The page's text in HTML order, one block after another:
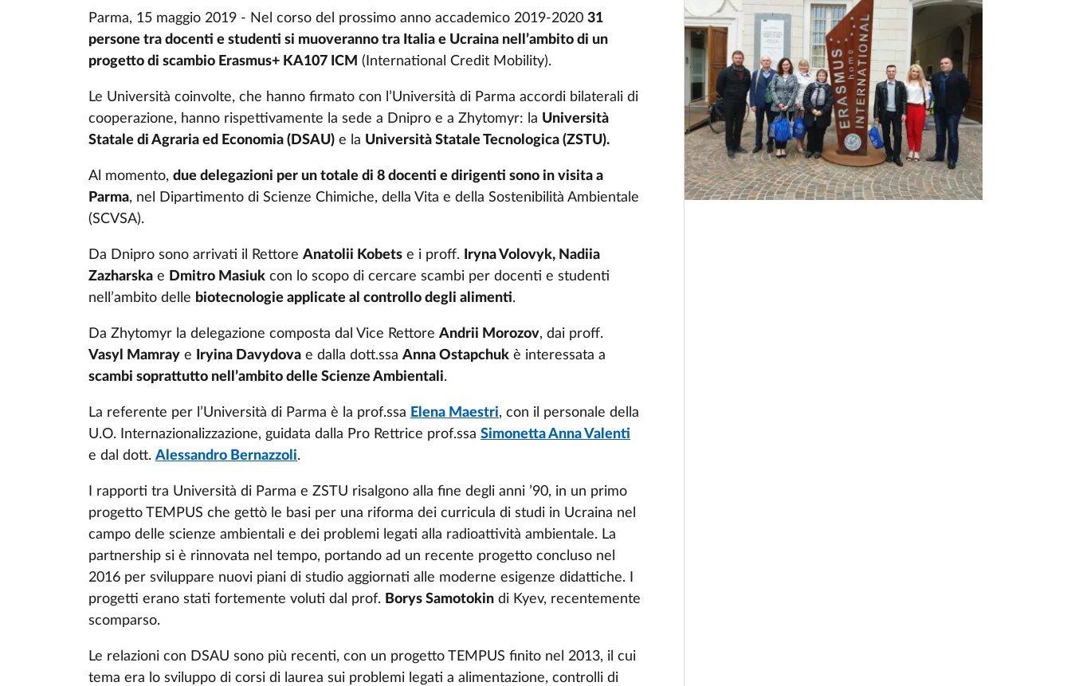
Parma, 15 maggio 2019 - Nel corso del prossimo anno accademico 2019-2020 31
persone tra docenti e studenti si muoveranno tra Italia e Ucraina nell’ambito di un
progetto di scambio Erasmus+ KA107 ICM (International Credit Mobility).
Le Università coinvolte, che hanno firmato con l’Università di Parma accordi bilaterali di
cooperazione, hanno rispettivamente la sede a Dnipro e a Zhytomyr: la Università
Statale di Agraria ed Economia (DSAU) e la Università Statale Tecnologica (ZSTU).
Al momento, due delegazioni per un totale di 8 docenti e dirigenti sono in visita a
Parma, nel Dipartimento di Scienze Chimiche, della Vita e della Sostenibilità Ambientale
(SCVSA).
Da Dnipro sono arrivati il Rettore Anatolii Kobets e i proff.
Iryna Volovyk, Nadiia
Zazharska e Dmitro Masiuk con lo scopo di cercare scambi per docenti e studenti
nell’ambito delle biotecnologie applicate al controllo degli alimenti.
Da Zhytomyr la delegazione composta dal Vice Rettore Andrii Morozov, dai proff.
Vasyl Mamray e Iryina Davydova e dalla dott.ssa Anna Ostapchuk è interessata a
scambi soprattutto nell’ambito delle Scienze Ambientali.
La referente per l’Università di Parma è la prof.ssa Elena Maestri, con il personale della
U.O. Internazionalizzazione, guidata dalla Pro Rettrice prof.ssa Simonetta Anna Valenti
e dal dott. Alessandro Bernazzoli.
I rapporti tra Università di Parma e ZSTU risalgono alla fine degli anni ’90, in un primo
progetto TEMPUS che gettò le basi per una riforma dei curricula di studi in Ucraina nel
campo delle scienze ambientali e dei problemi legati alla radioattività ambientale. La
partnership si è rinnovata nel tempo, portando ad un recente progetto concluso nel
2016 per sviluppare nuovi piani di studio aggiornati alle moderne esigenze didattiche. I
progetti erano stati fortemente voluti dal prof. Borys Samotokin di Kyev, recentemente
scomparso.
Le relazioni con DSAU sono più recenti, con un progetto TEMPUS finito nel 2013, il cui
tema era lo sviluppo di corsi di laurea sui problemi legati a alimentazione, controlli di